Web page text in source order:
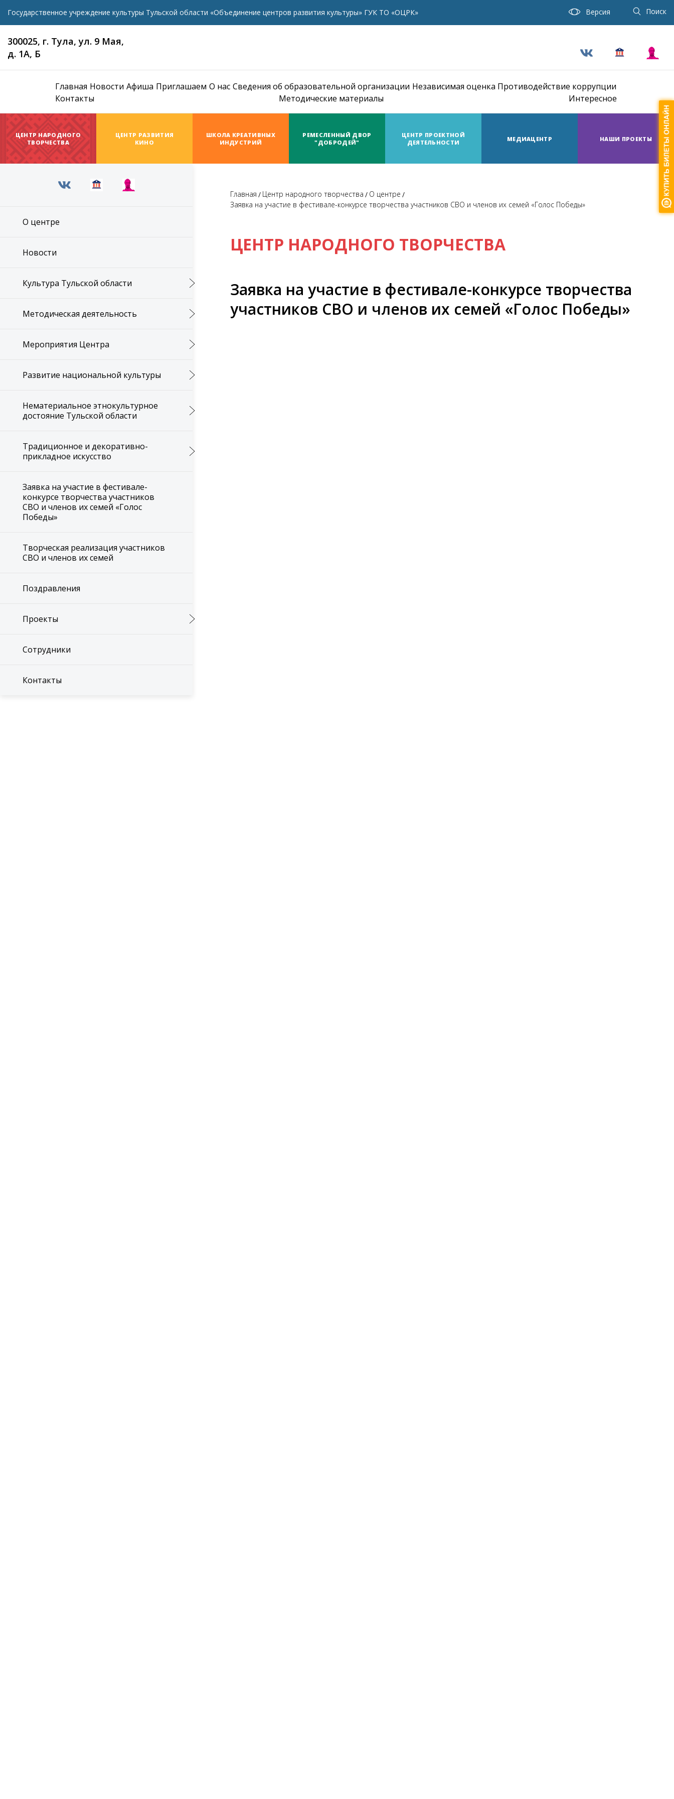
Государственное учреждение культуры Тульской области «Объединение центров развития культуры» ГУК ТО «ОЦРК» Версия Поиск
300025, г. Тула, ул. 9 Мая,
д. 1А, Б
Главная Новости Афиша Приглашаем О нас Сведения об образовательной организации Независимая оценка Противодействие коррупции
Контакты
Методические материалы Интересное
ЦЕНТР НАРОДНОГО
ТВОРЧЕСТВА
ЦЕНТР РАЗВИТИЯ
КИНО
ШКОЛА КРЕАТИВНЫХ
ИНДУСТРИЙ
РЕМЕСЛЕННЫЙ ДВОР
"ДОБРОДЕЙ"
ЦЕНТР ПРОЕКТНОЙ
ДЕЯТЕЛЬНОСТИ
МЕДИАЦЕНТР НАШИ ПРОЕКТЫ
О центре
Новости
Культура Тульской области
Методическая деятельность
Мероприятия Центра
Развитие национальной культуры
Нематериальное этнокультурное
достояние Тульской области
Традиционное и декоративно-
прикладное искусство
Заявка на участие в фестивале-
конкурсе творчества участников
СВО и членов их семей «Голос
Победы»
Творческая реализация участников
СВО и членов их семей
Поздравления
Проекты
Сотрудники
Контакты
Главная Центр народного творчества
О центре
Заявка на участие в фестивале-конкурсе творчества участников СВО и членов их семей «Голос Победы»
ЦЕНТР НАРОДНОГО ТВОРЧЕСТВА
Заявка на участие в фестивале-конкурсе творчества
участников СВО и членов их семей «Голос Победы»